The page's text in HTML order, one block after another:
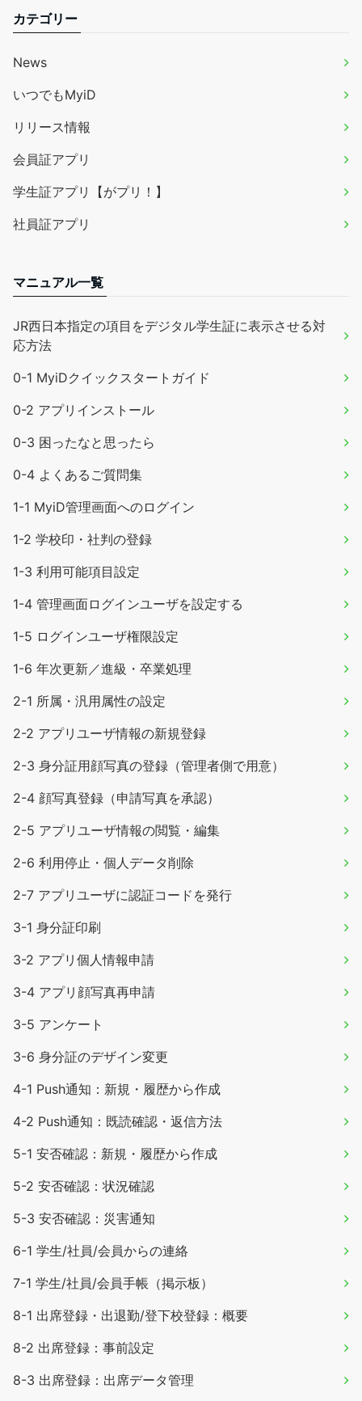
カテゴリー
News
いつでもMyiD
リリース情報
会員証アプリ
学生証アプリ【がプリ！】
社員証アプリ
マニュアル一覧
JR西日本指定の項目をデジタル学生証に表示させる対
応方法
0-1 MyiDクイックスタートガイド
0-2 アプリインストール
0-3 困ったなと思ったら
0-4 よくあるご質問集
1-1 MyiD管理画面へのログイン
1-2 学校印・社判の登録
1-3 利用可能項目設定
1-4 管理画面ログインユーザを設定する
1-5 ログインユーザ権限設定
1-6 年次更新／進級・卒業処理
2-1 所属・汎用属性の設定
2-2 アプリユーザ情報の新規登録
2-3 身分証用顔写真の登録（管理者側で用意）
2-4 顔写真登録（申請写真を承認）
2-5 アプリユーザ情報の閲覧・編集
2-6 利用停止・個人データ削除
2-7 アプリユーザに認証コードを発行
3-1 身分証印刷
3-2 アプリ個人情報申請
3-4 アプリ顔写真再申請
3-5 アンケート
3-6 身分証のデザイン変更
4-1 Push通知：新規・履歴から作成
4-2 Push通知：既読確認・返信方法
5-1 安否確認：新規・履歴から作成
5-2 安否確認：状況確認
5-3 安否確認：災害通知
6-1 学生/社員/会員からの連絡
7-1 学生/社員/会員手帳（掲示板）
8-1 出席登録・出退勤/登下校登録：概要
8-2 出席登録：事前設定
8-3 出席登録：出席データ管理